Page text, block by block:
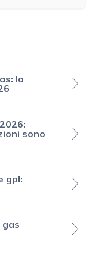
la
sono
gpl:
gas